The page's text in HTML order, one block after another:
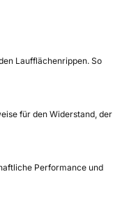
Laufflächenrippen. So
für den Widerstand, der
Performance und